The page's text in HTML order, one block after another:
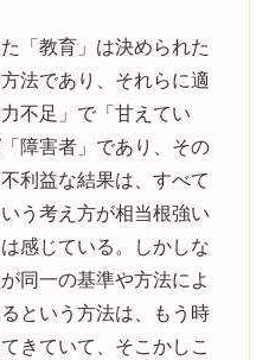
「教育」は決められた
法であり、それらに適
不足」で「甘えてい
障害者」であり、その
利益な結果は、すべて
う考え方が相当根強い
感じている。しかしな
同一の基準や方法によ
という方法は、もう時
きていて、そこかしこ